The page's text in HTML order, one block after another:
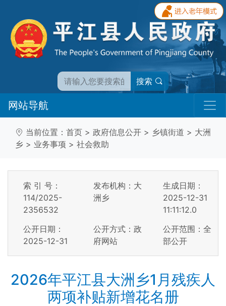
搜索
网站导航
当前位置： 首页 > 政府信息公开 > 乡镇街道 > 大洲
乡 > 业务事项 > 社会救助
索 引 号：
114/2025-
2356532
发布机构：大
洲乡
生成日期：
2025-12-31
11:11:12.0
公开日期：
2025-12-31
公开方式：政
府网站
公开范围：全
部公开
2026年平江县大洲乡1月残疾人
两项补贴新增花名册